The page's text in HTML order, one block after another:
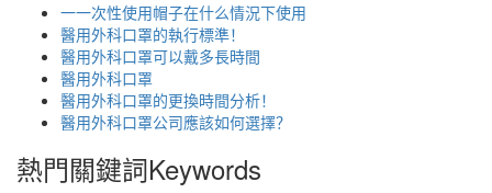
一一次性使用帽子在什么情況下使用
醫用外科口罩的執行標準！
醫用外科口罩可以戴多長時間
醫用外科口罩
醫用外科口罩的更換時間分析！
醫用外科口罩公司應該如何選擇？
熱門關鍵詞Keywords